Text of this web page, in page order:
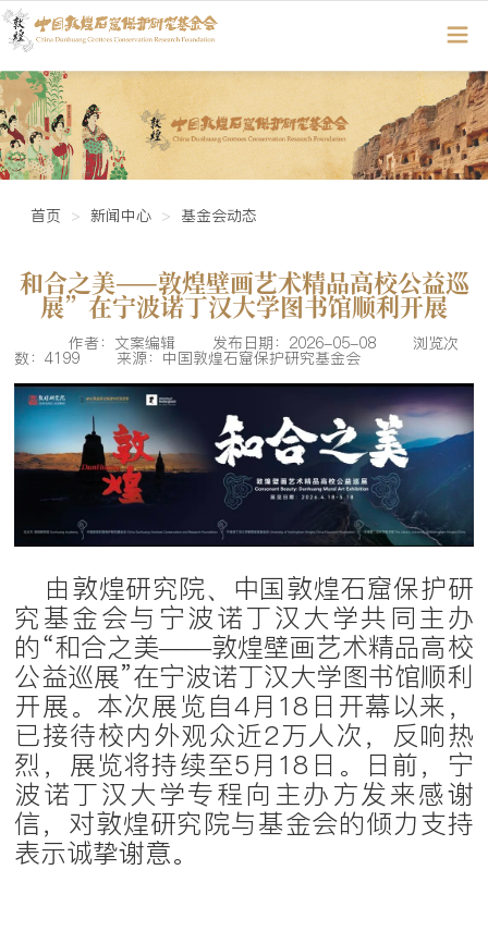
首页 新闻中心 基金会动态
和合之美——敦煌壁画艺术精品高校公益巡
展”在宁波诺丁汉大学图书馆顺利开展
作者：文案编辑 发布日期：2026-05-08 浏览次
数：4199 来源：中国敦煌石窟保护研究基金会
由敦煌研究院、中国敦煌石窟保护研
究基金会与宁波诺丁汉大学共同主办
的“和合之美——敦煌壁画艺术精品高校
公益巡展”在宁波诺丁汉大学图书馆顺利
开展。本次展览自4月18日开幕以来，
已接待校内外观众近2万人次，反响热
烈，展览将持续至5月18日。日前，宁
波诺丁汉大学专程向主办方发来感谢
信，对敦煌研究院与基金会的倾力支持
表示诚挚谢意。